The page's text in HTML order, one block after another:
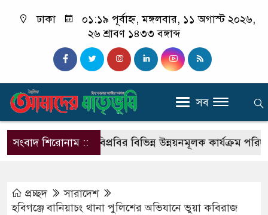
ঢাকা
০১:১৯ পূর্বাহ্ন, মঙ্গলবার, ১১ অগাস্ট ২০২৬,
২৬ শ্রাবণ ১৪৩৩ বঙ্গাব্দ
সব
সংবাদ শিরোনাম ::
বিরুদ্ধে পবিপ্রবির বিভিন্ন উন্নয়নমূলক কার্যক্রম পরিদর্শন
প্রচ্ছদ
সারাদেশ
হবিগঞ্জে বানিয়াচং থানা পুলিশের অভিযানে ভুয়া কবিরাজ